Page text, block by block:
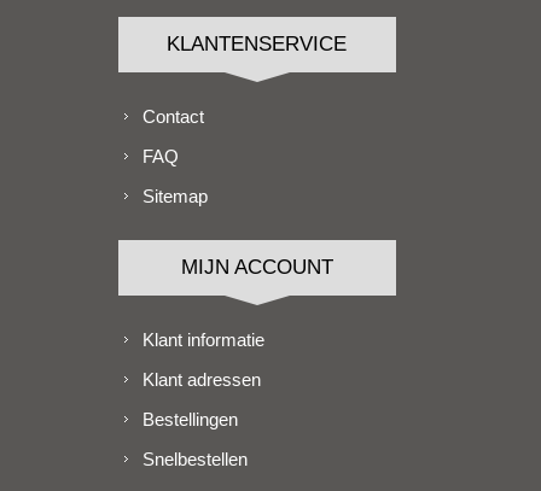
KLANTENSERVICE
Contact
FAQ
Sitemap
MIJN ACCOUNT
Klant informatie
Klant adressen
Bestellingen
Snelbestellen